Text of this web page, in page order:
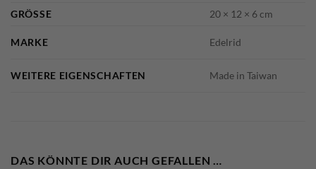
GRÖSSE 20 × 12 × 6 cm
MARKE Edelrid
WEITERE EIGENSCHAFTEN Made in Taiwan
DAS KÖNNTE DIR AUCH GEFALLEN …